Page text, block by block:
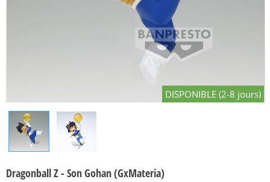
DISPONIBLE (2-8 jours)
Dragonball Z - Son Gohan (GxMateria)